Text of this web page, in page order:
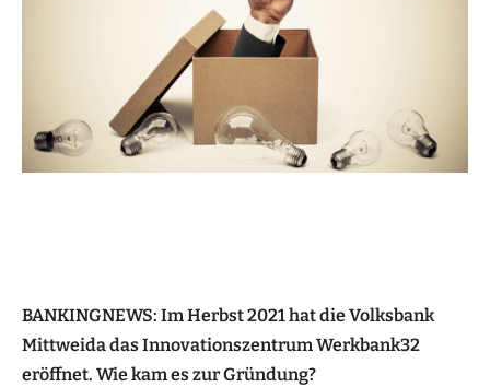
BANKINGNEWS: Im Herbst 2021 hat die Volksbank
Mittweida das Innovationszentrum Werkbank32
eröffnet. Wie kam es zur Gründung?